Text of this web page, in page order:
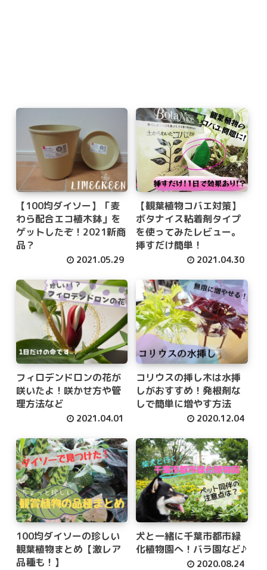
【100均ダイソー】「麦
わら配合エコ植木鉢」を
ゲットしたぞ！2021新商
品？
2021.05.29
【観葉植物コバエ対策】
ボタナイス粘着剤タイプ
を使ってみたレビュー。
挿すだけ簡単！
2021.04.30
フィロデンドロンの花が
咲いたよ！咲かせ方や管
理方法など
2021.04.01
コリウスの挿し木は水挿
しがおすすめ！発根剤な
しで簡単に増やす方法
2020.12.04
100均ダイソーの珍しい
観葉植物まとめ【激レア
品種も！】
犬と一緒に千葉市都市緑
化植物園へ！バラ園など♪
2020.08.24